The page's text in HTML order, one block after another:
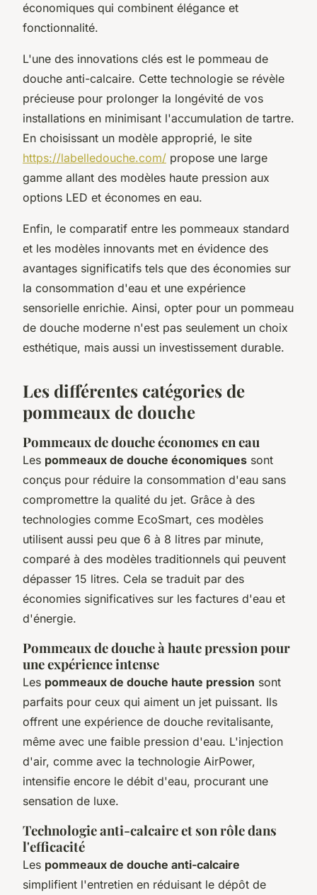
économiques qui combinent élégance et
fonctionnalité.
L'une des innovations clés est le pommeau de
douche anti-calcaire. Cette technologie se révèle
précieuse pour prolonger la longévité de vos
installations en minimisant l'accumulation de tartre.
En choisissant un modèle approprié, le site
https://labelledouche.com/ propose une large
gamme allant des modèles haute pression aux
options LED et économes en eau.
Enfin, le comparatif entre les pommeaux standard
et les modèles innovants met en évidence des
avantages significatifs tels que des économies sur
la consommation d'eau et une expérience
sensorielle enrichie. Ainsi, opter pour un pommeau
de douche moderne n'est pas seulement un choix
esthétique, mais aussi un investissement durable.
Les différentes catégories de
pommeaux de douche
Pommeaux de douche économes en eau
Les pommeaux de douche économiques sont
conçus pour réduire la consommation d'eau sans
compromettre la qualité du jet. Grâce à des
technologies comme EcoSmart, ces modèles
utilisent aussi peu que 6 à 8 litres par minute,
comparé à des modèles traditionnels qui peuvent
dépasser 15 litres. Cela se traduit par des
économies significatives sur les factures d'eau et
d'énergie.
Pommeaux de douche à haute pression pour
une expérience intense
Les pommeaux de douche haute pression sont
parfaits pour ceux qui aiment un jet puissant. Ils
offrent une expérience de douche revitalisante,
même avec une faible pression d'eau. L'injection
d'air, comme avec la technologie AirPower,
intensifie encore le débit d'eau, procurant une
sensation de luxe.
Technologie anti-calcaire et son rôle dans
l'efficacité
Les pommeaux de douche anti-calcaire
simplifient l'entretien en réduisant le dépôt de